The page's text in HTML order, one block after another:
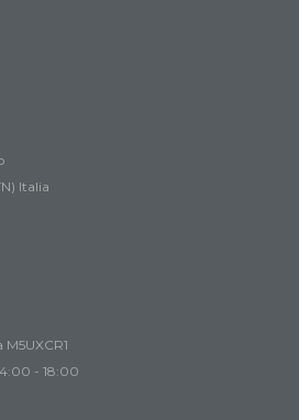
Italia
- 18:00